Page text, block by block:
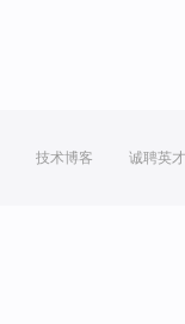
技术博客 诚聘英才